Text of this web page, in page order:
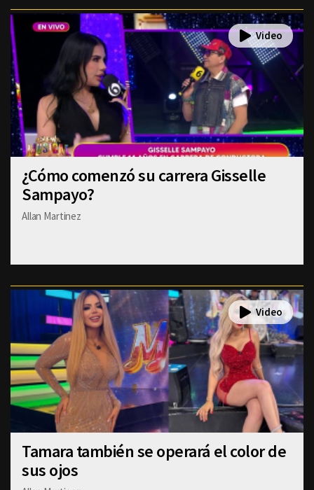
¿Cómo comenzó su carrera Gisselle
Sampayo?
Allan Martinez
Tamara también se operará el color de
sus ojos